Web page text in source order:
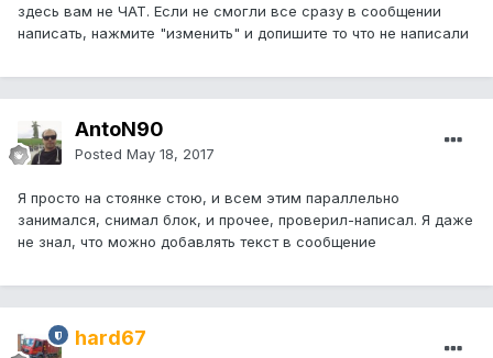
здесь вам не ЧАТ. Если не смогли все сразу в сообщении
написать, нажмите "изменить" и допишите то что не написали
AntoN90
Posted May 18, 2017
Я просто на стоянке стою, и всем этим параллельно
занимался, снимал блок, и прочее, проверил-написал. Я даже
не знал, что можно добавлять текст в сообщение
hard67